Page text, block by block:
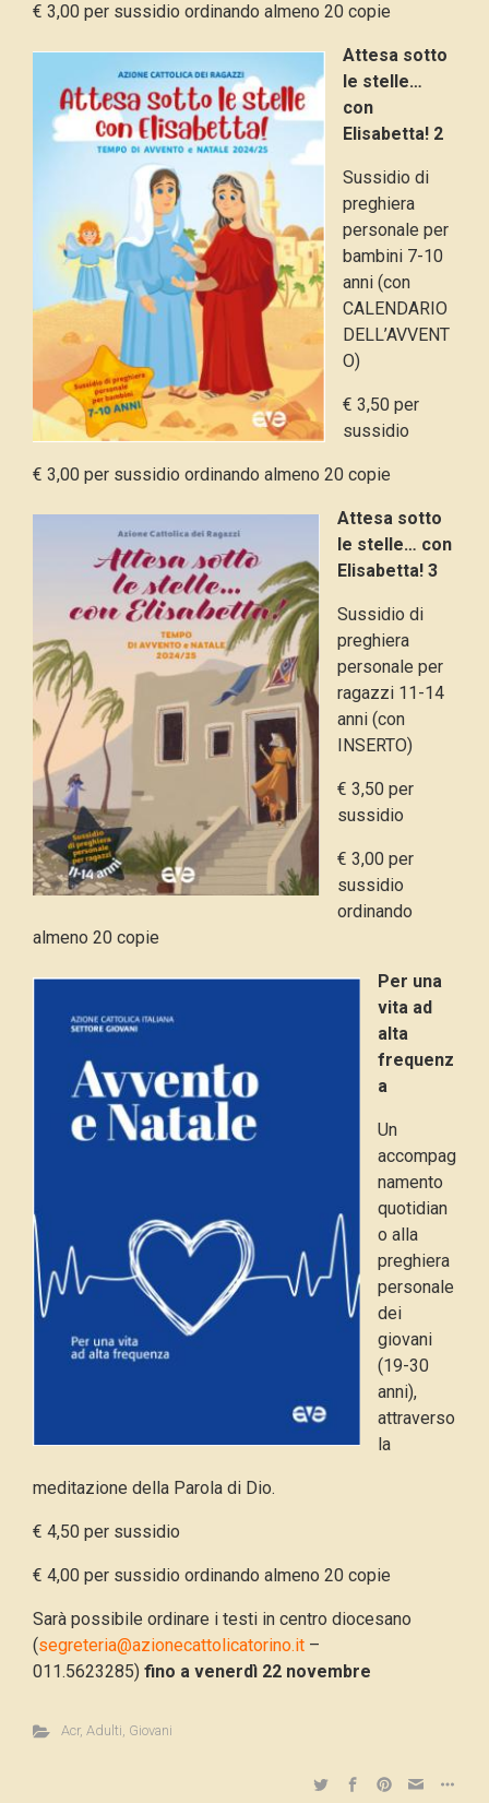
€ 3,00 per sussidio ordinando almeno 20 copie
Attesa sotto
le stelle…
con
Elisabetta! 2
Sussidio di
preghiera
personale per
bambini 7-10
anni (con
CALENDARIO
DELL’AVVENT
O)
€ 3,50 per
sussidio
€ 3,00 per sussidio ordinando almeno 20 copie
Attesa sotto
le stelle… con
Elisabetta! 3
Sussidio di
preghiera
personale per
ragazzi 11-14
anni (con
INSERTO)
€ 3,50 per
sussidio
€ 3,00 per
sussidio
ordinando
almeno 20 copie
Per una
vita ad
alta
frequenz
a
Un
accompag
namento
quotidian
o alla
preghiera
personale
dei
giovani
(19-30
anni),
attraverso
la
meditazione della Parola di Dio.
€ 4,50 per sussidio
€ 4,00 per sussidio ordinando almeno 20 copie
Sarà possibile ordinare i testi in centro diocesano
(segreteria@azionecattolicatorino.it –
011.5623285) fino a venerdì 22 novembre
Acr, Adulti, Giovani